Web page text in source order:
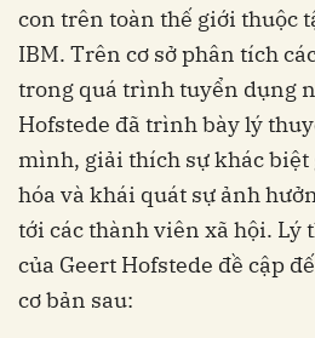
con trên toàn thế giới thuộc
IBM. Trên cơ sở phân tích
trong quá trình tuyển dụng
Hofstede đã trình bày lý
mình, giải thích sự khác biệt
hóa và khái quát sự ảnh
tới các thành viên xã hội. Lý
của Geert Hofstede đề cập
cơ bản sau: